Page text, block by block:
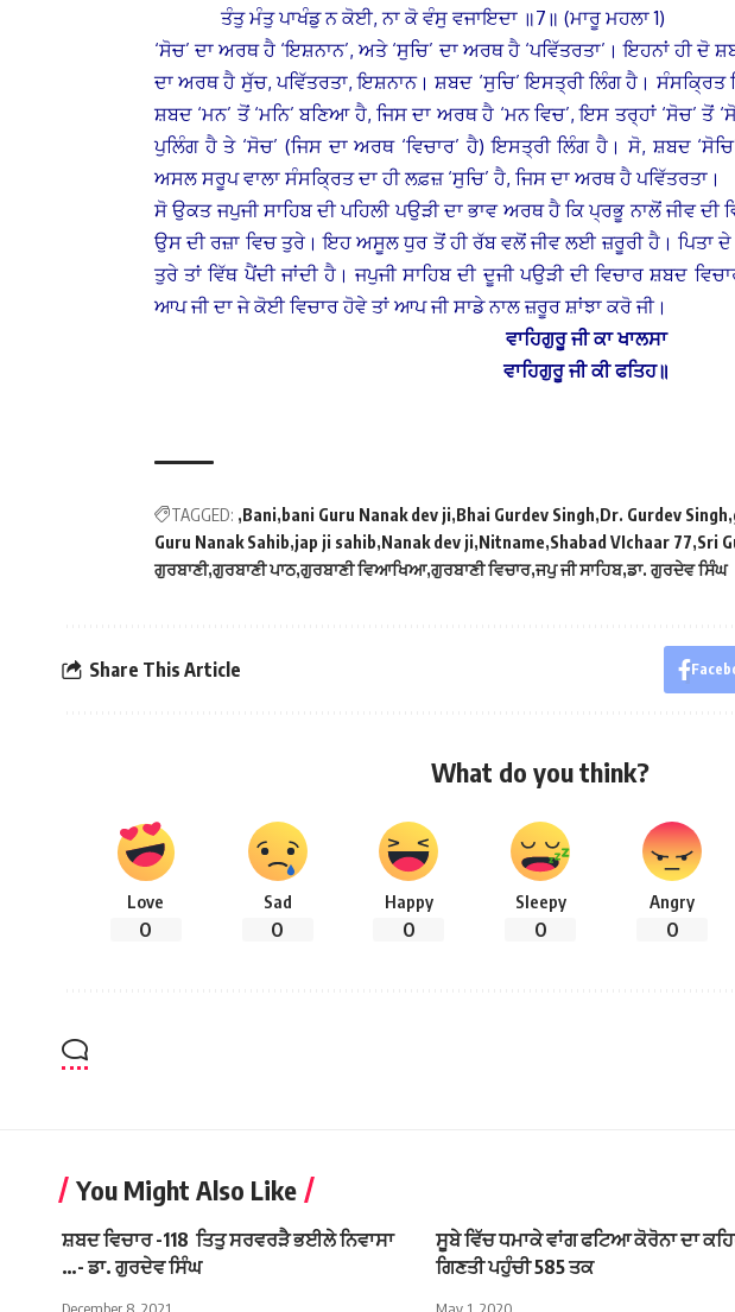
ਤੰਤੁ ਮੰਤੁ ਪਾਖੰਡੁ ਨ ਕੋਈ, ਨਾ ਕੋ ਵੰਸੁ ਵਜਾਇਦਾ ॥7॥ (ਮਾਰੂ ਮਹਲਾ 1)
‘ਸੋਚ’ ਦਾ ਅਰਥ ਹੈ ‘ਇਸ਼ਨਾਨ’, ਅਤੇ ‘ਸੁਚਿ’ ਦਾ ਅਰਥ ਹੈ ‘ਪਵਿੱਤਰਤਾ’। ਇਹਨਾਂ ਹੀ ਦੋ
ਦਾ ਅਰਥ ਹੈ ਸੁੱਚ, ਪਵਿੱਤਰਤਾ, ਇਸ਼ਨਾਨ। ਸ਼ਬਦ ‘ਸੁਚਿ’ ਇਸਤ੍ਰੀ ਲਿੰਗ ਹੈ।
ਸ਼ਬਦ ‘ਮਨ’ ਤੋਂ ‘ਮਨਿ’ ਬਣਿਆ ਹੈ, ਜਿਸ ਦਾ ਅਰਥ ਹੈ ‘ਮਨ ਵਿਚ’, ਇਸ ਤਰ੍ਹਾਂ ‘ਸੋਚ’ ਤੋਂ
ਪੁਲਿੰਗ ਹੈ ਤੇ ‘ਸੋਚ’ (ਜਿਸ ਦਾ ਅਰਥ ‘ਵਿਚਾਰ’ ਹੈ) ਇਸਤ੍ਰੀ ਲਿੰਗ ਹੈ। ਸੋ, ਸ਼ਬਦ
ਅਸਲ ਸਰੂਪ ਵਾਲਾ ਸੰਸਕ੍ਰਿਤ ਦਾ ਹੀ ਲਫ਼ਜ਼ ‘ਸੁਚਿ’ ਹੈ, ਜਿਸ ਦਾ ਅਰਥ ਹੈ ਪਵਿੱਤਰਤਾ।
ਸੋ ਉਕਤ ਜਪੁਜੀ ਸਾਹਿਬ ਦੀ ਪਹਿਲੀ ਪਉੜੀ ਦਾ ਭਾਵ ਅਰਥ ਹੈ ਕਿ ਪ੍ਰਭੂ ਨਾਲੋਂ ਜੀਵ ਦੀ
ਉਸ ਦੀ ਰਜ਼ਾ ਵਿਚ ਤੁਰੇ। ਇਹ ਅਸੂਲ ਧੁਰ ਤੋਂ ਹੀ ਰੱਬ ਵਲੋਂ ਜੀਵ ਲਈ ਜ਼ਰੂਰੀ ਹੈ। ਪਿਤਾ
ਤੁਰੇ ਤਾਂ ਵਿੱਥ ਪੈਂਦੀ ਜਾਂਦੀ ਹੈ।ਜਪੁਜੀ ਸਾਹਿਬ ਦੀ ਦੂਜੀ ਪਉੜੀ ਦੀ ਵਿਚਾਰ ਸ਼ਬਦ
ਆਪ ਜੀ ਦਾ ਜੇ ਕੋਈ ਵਿਚਾਰ ਹੋਵੇ ਤਾਂ ਆਪ ਜੀ ਸਾਡੇ ਨਾਲ ਜ਼ਰੂਰ ਸ਼ਾਂਝਾ ਕਰੋ ਜੀ।
ਵਾਹਿਗੁਰੂਜੀਕਾਖਾਲਸਾ
ਵਾਹਿਗੁਰੂਜੀਕੀਫਤਿਹ॥
TAGGED: Bani bani Guru Nanak dev ji Bhai Gurdev Singh Dr. Gurdev Singh
Guru Nanak Sahib jap ji sahib Nanak dev ji Nitname Shabad VIchaar 77 Sri
ਗੁਰਬਾਣੀ ਗੁਰਬਾਣੀ ਪਾਠ ਗੁਰਬਾਣੀ ਵਿਆਖਿਆ ਗੁਰਬਾਣੀ ਵਿਚਾਰ ਜਪੁ ਜੀ ਸਾਹਿਬ ਡਾ. ਗੁਰਦੇਵ ਸਿੰਘ
Share This Article
What do you think?
Love
0
Sad
0
Happy
0
Sleepy
0
Angry
0
You Might Also Like
ਸ਼ਬਦ ਵਿਚਾਰ -118 ਤਿਤੁ ਸਰਵਰੜੈ ਭਈਲੇ ਨਿਵਾਸਾ
…- ਡਾ. ਗੁਰਦੇਵ ਸਿੰਘ
ਸੂਬੇ ਵਿੱਚ ਧਮਾਕੇ ਵਾਂਗ ਫਟਿਆ ਕੋਰੋਨਾ ਦਾ
ਗਿਣਤੀ ਪਹੁੰਚੀ 585 ਤਕ